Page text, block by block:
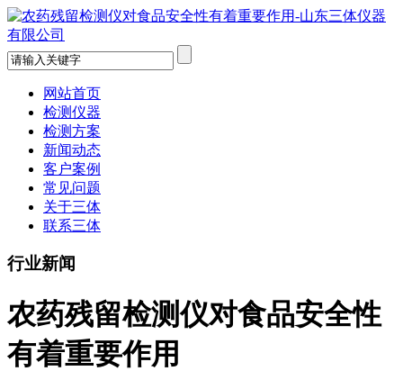
网站首页
检测仪器
检测方案
新闻动态
客户案例
常见问题
关于三体
联系三体
行业新闻
农药残留检测仪对食品安全性
有着重要作用